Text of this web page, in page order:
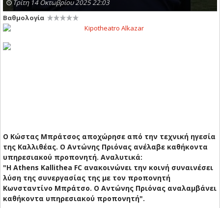
Τρίτη 14 Οκτωβρίου 2025 22:03
Βαθμολογία
Ο Κώστας Μπράτσος αποχώρησε από την τεχνική ηγεσία
της Καλλιθέας. Ο Αντώνης Πριόνας ανέλαβε καθήκοντα
υπηρεσιακού προπονητή. Αναλυτικά:
"Η Athens Kallithea FC ανακοινώνει την κοινή συναινέσει
λύση της συνεργασίας της με τον προπονητή
Κωνσταντίνο Μπράτσο. Ο Αντώνης Πριόνας αναλαμβάνει
καθήκοντα υπηρεσιακού προπονητή".